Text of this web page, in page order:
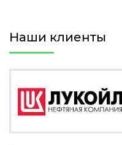
Наши клиенты